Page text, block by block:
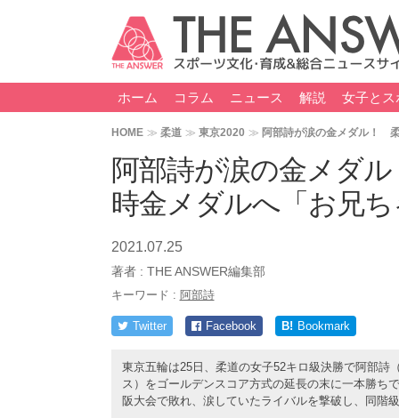
ホーム コラム ニュース 解説 女子とス
HOME 柔道 東京2020 阿部詩が涙の金メダル！
阿部詩が涙の金メダ
時金メダルへ「お兄
2021.07.25
著者 : THE ANSWER編集部
キーワード : 阿部詩
Twitter Facebook B! Bookmark
東京五輪は25日、柔道の女子52キロ級決勝で阿部詩
ス）をゴールデンスコア方式の延長の末に一本勝ち
阪大会で敗れ、涙していたライバルを撃破し、同階